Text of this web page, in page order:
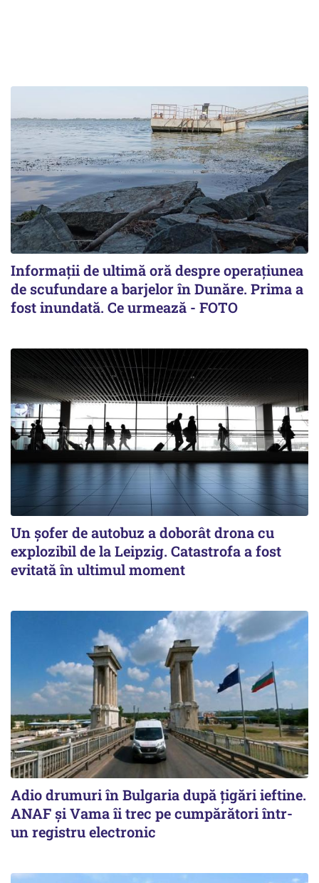
Informații de ultimă oră despre operațiunea
de scufundare a barjelor în Dunăre. Prima a
fost inundată. Ce urmează - FOTO
Un șofer de autobuz a doborât drona cu
explozibil de la Leipzig. Catastrofa a fost
evitată în ultimul moment
Adio drumuri în Bulgaria după țigări ieftine.
ANAF și Vama îi trec pe cumpărători într-
un registru electronic